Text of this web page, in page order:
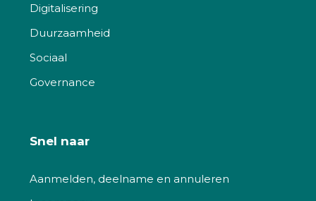
Digitalisering
Duurzaamheid
Sociaal
Governance
Snel naar
Aanmelden, deelname en annuleren